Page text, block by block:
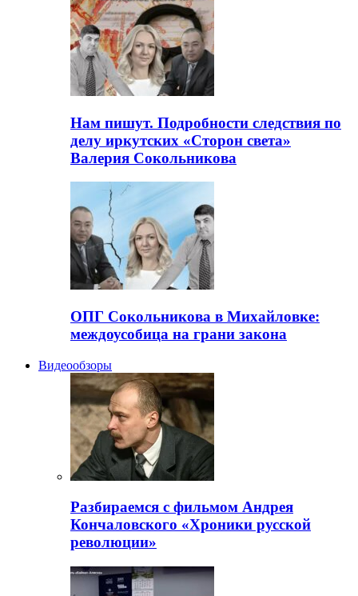
Нам пишут. Подробности следствия по
делу иркутских «Сторон света»
Валерия Сокольникова
ОПГ Сокольникова в Михайловке:
междоусобица на грани закона
Видеообзоры
Разбираемся с фильмом Андрея
Кончаловского «Хроники русской
революции»